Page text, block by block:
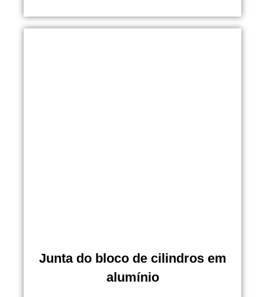
Junta do bloco de cilindros em
alumínio